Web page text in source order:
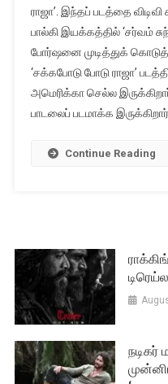
ராஜா’. இந்தப் படத்தை
பால்கி இயக்கத்தில் ‘சர்வம்
போர்ஷனை முடித்துக்
‘சக்கபோடு போடு ராஜா’
அமெரிக்கா செல்ல
பாடலைப் படமாக்க
Continue Reading
நடிகர்